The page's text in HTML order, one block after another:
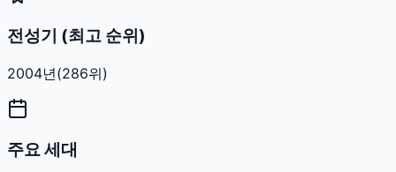
전성기 (최고 순위)
2004년(286위)
주요 세대